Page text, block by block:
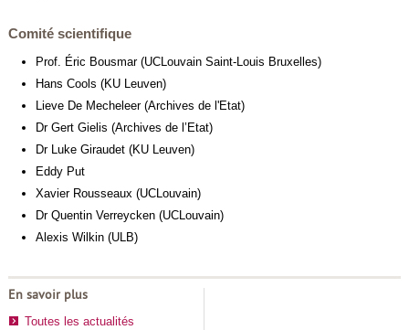
Comité scientifique
Prof. Éric Bousmar (UCLouvain Saint-Louis Bruxelles)
Hans Cools (KU Leuven)
Lieve De Mecheleer (Archives de l'Etat)
Dr Gert Gielis (Archives de l’Etat)
Dr Luke Giraudet (KU Leuven)
Eddy Put
Xavier Rousseaux (UCLouvain)
Dr Quentin Verreycken (UCLouvain)
Alexis Wilkin (ULB)
En savoir plus
Toutes les actualités